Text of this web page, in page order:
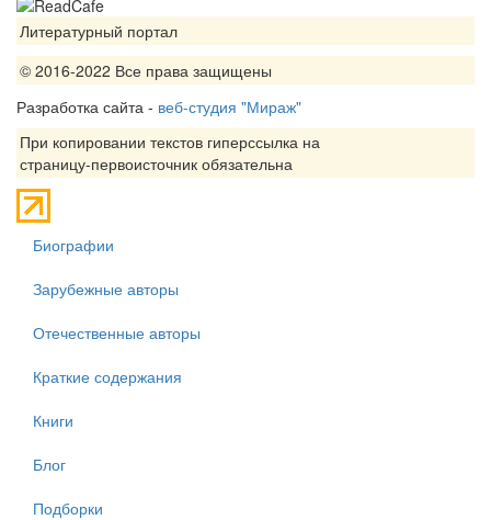
Литературный портал
© 2016-2022 Все права защищены
Разработка сайта - веб-студия "Мираж"
При копировании текстов гиперссылка на
страницу-первоисточник обязательна
Биографии
Зарубежные авторы
Отечественные авторы
Краткие содержания
Книги
Блог
Подборки